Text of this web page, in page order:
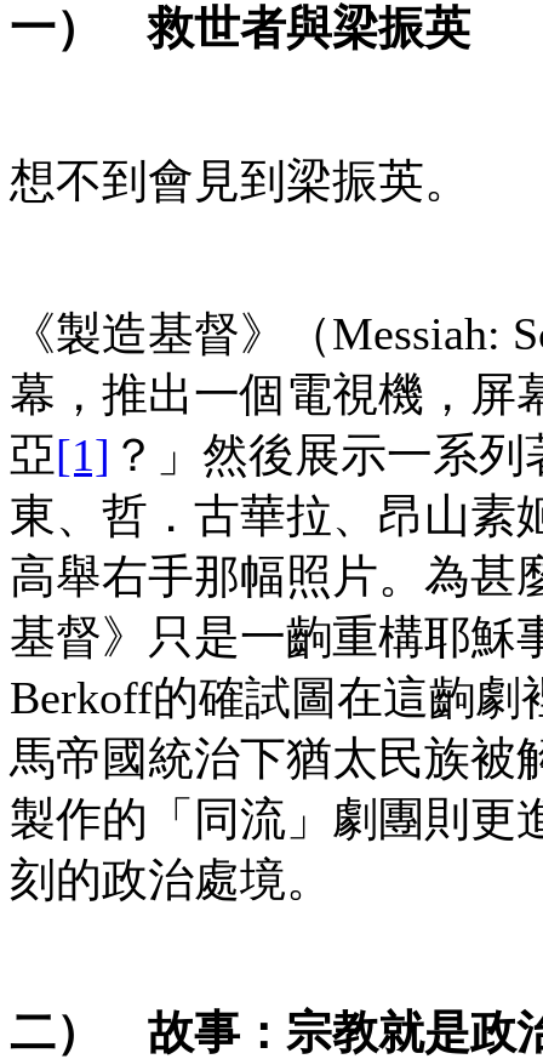
一） 救世者與梁振英
想不到會見到梁振英。
《製造基督》（Messiah:
幕，推出一個電視機，屏
亞[1] ？」然後展示一系
東、哲．古華拉、昂山
高舉右手那幅照片。為甚
基督》只是一齣重構耶穌
Berkoff的確試圖在這齣
馬帝國統治下猶太民族被
製作的「同流」劇團則更
刻的政治處境。
二） 故事：宗教就是政